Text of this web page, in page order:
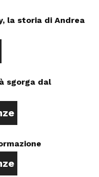
la storia di Andrea
sgorga dal